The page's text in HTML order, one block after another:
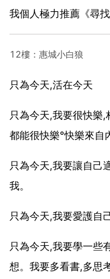
我個人極力推薦《尋找
12樓：惠城小白狼
只為今天,活在今天
只為今天,我要很快樂
都能很快樂°快樂來自
只為今天,我要讓自己
我。
只為今天,我要愛護自
只為今天,我要學一些
想。我要多看書,多思考